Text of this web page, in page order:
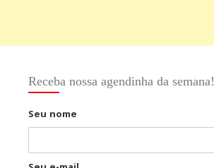
Receba nossa agendinha da semana!
Seu nome